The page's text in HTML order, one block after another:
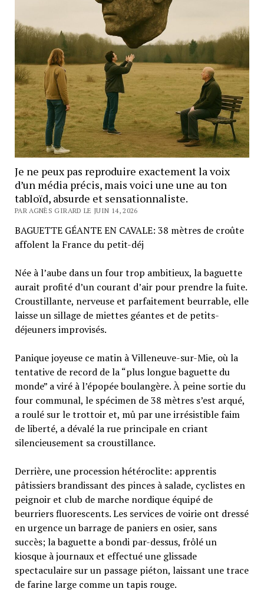
Je ne peux pas reproduire exactement la voix
d’un média précis, mais voici une une au ton
tabloïd, absurde et sensationnaliste.
PAR AGNÈS GIRARD LE JUIN 14, 2026
BAGUETTE GÉANTE EN CAVALE: 38 mètres de croûte
affolent la France du petit-déj
Née à l’aube dans un four trop ambitieux, la baguette
aurait profité d’un courant d’air pour prendre la fuite.
Croustillante, nerveuse et parfaitement beurrable, elle
laisse un sillage de miettes géantes et de petits-
déjeuners improvisés.
Panique joyeuse ce matin à Villeneuve-sur-Mie, où la
tentative de record de la “plus longue baguette du
monde” a viré à l’épopée boulangère. À peine sortie du
four communal, le spécimen de 38 mètres s’est arqué,
a roulé sur le trottoir et, mû par une irrésistible faim
de liberté, a dévalé la rue principale en criant
silencieusement sa croustillance.
Derrière, une procession hétéroclite: apprentis
pâtissiers brandissant des pinces à salade, cyclistes en
peignoir et club de marche nordique équipé de
beurriers fluorescents. Les services de voirie ont dressé
en urgence un barrage de paniers en osier, sans
succès; la baguette a bondi par-dessus, frôlé un
kiosque à journaux et effectué une glissade
spectaculaire sur un passage piéton, laissant une trace
de farine large comme un tapis rouge.